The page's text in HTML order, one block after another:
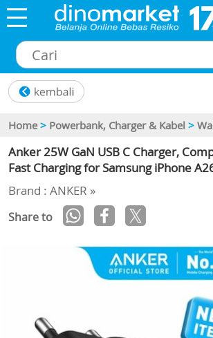
Home > Powerbank, Charger & Kabel >
Anker 25W GaN USB C Charger,
Fast Charging for Samsung iPhone
Brand : ANKER »
Share to